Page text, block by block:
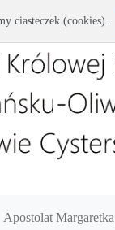
Apostolat Margaretka
ciasteczek (cookies).